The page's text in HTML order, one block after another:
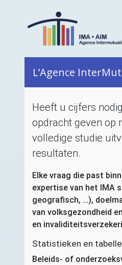
L’Agence
Heeft u cijfers
opdracht geven op
volledige studie
resultaten.
Elke vraag die past
expertise van het IMA
geografisch, …),
van volksgezondheid
en
Statistieken en
Beleids- of